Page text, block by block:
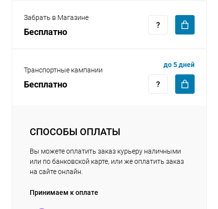
Забрать в Магазине
Бесплатно
Транспортные кампании
Бесплатно
до 5 дней
СПОСОБЫ ОПЛАТЫ
Вы можете оплатить заказ курьеру наличными
или по банковской карте, или же оплатить заказ
на сайте онлайн.
Принимаем к оплате